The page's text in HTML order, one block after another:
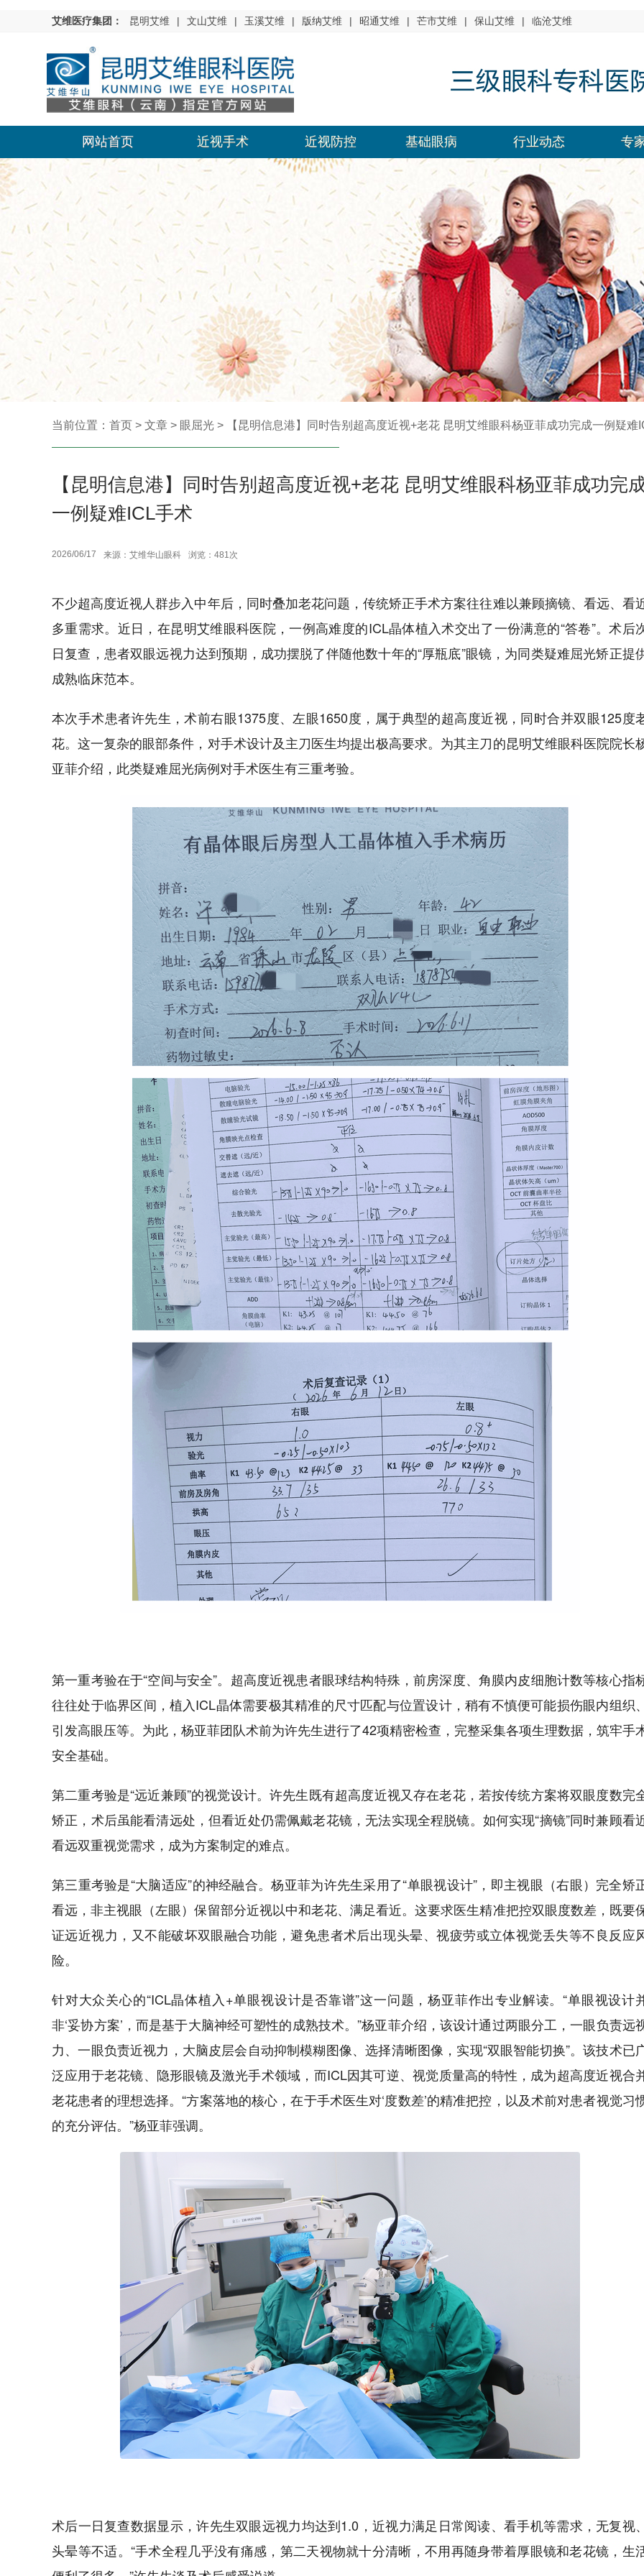
艾维医疗集团： 昆明艾维 | 文山艾维 | 玉溪艾维 | 版纳艾维 | 昭通艾维 | 芒市艾维 | 保山艾维 | 临沧艾维
网站首页 近视手术 近视防控 基础眼病 行业动态 专
当前位置： 首页 > 文章 > 眼屈光 > 【昆明信息港】同时告别超高度近视+老花 昆明艾维眼科杨亚菲成功完成一例疑难
【昆明信息港】同时告别超高度近视+老花 昆明艾维眼科杨亚菲成功完
一例疑难ICL手术
2026/06/17 来源：艾维华山眼科 浏览：481次
不少超高度近视人群步入中年后，同时叠加老花问题，传统矫正手术方案往往难以兼顾摘镜、看远、看
多重需求。近日，在昆明艾维眼科医院，一例高难度的ICL晶体植入术交出了一份满意的“答卷”。术后
日复查，患者双眼远视力达到预期，成功摆脱了伴随他数十年的“厚瓶底”眼镜，为同类疑难屈光矫正提
成熟临床范本。
本次手术患者许先生，术前右眼1375度、左眼1650度，属于典型的超高度近视，同时合并双眼125度
花。这一复杂的眼部条件，对手术设计及主刀医生均提出极高要求。为其主刀的昆明艾维眼科医院院长
亚菲介绍，此类疑难屈光病例对手术医生有三重考验。
第一重考验在于“空间与安全”。超高度近视患者眼球结构特殊，前房深度、角膜内皮细胞计数等核心指
往往处于临界区间，植入ICL晶体需要极其精准的尺寸匹配与位置设计，稍有不慎便可能损伤眼内组织、
引发高眼压等。为此，杨亚菲团队术前为许先生进行了42项精密检查，完整采集各项生理数据，筑牢手
安全基础。
第二重考验是“远近兼顾”的视觉设计。许先生既有超高度近视又存在老花，若按传统方案将双眼度数完
矫正，术后虽能看清远处，但看近处仍需佩戴老花镜，无法实现全程脱镜。如何实现“摘镜”同时兼顾看
看远双重视觉需求，成为方案制定的难点。
第三重考验是“大脑适应”的神经融合。杨亚菲为许先生采用了“单眼视设计”，即主视眼（右眼）完全矫
看远，非主视眼（左眼）保留部分近视以中和老花、满足看近。这要求医生精准把控双眼度数差，既要
证远近视力，又不能破坏双眼融合功能，避免患者术后出现头晕、视疲劳或立体视觉丢失等不良反应
险。
针对大众关心的“ICL晶体植入+单眼视设计是否靠谱”这一问题，杨亚菲作出专业解读。“单眼视设计
非‘妥协方案’，而是基于大脑神经可塑性的成熟技术。”杨亚菲介绍，该设计通过两眼分工，一眼负责远
力、一眼负责近视力，大脑皮层会自动抑制模糊图像、选择清晰图像，实现“双眼智能切换”。该技术已
泛应用于老花镜、隐形眼镜及激光手术领域，而ICL因其可逆、视觉质量高的特性，成为超高度近视合
老花患者的理想选择。“方案落地的核心，在于手术医生对‘度数差’的精准把控，以及术前对患者视觉习
的充分评估。”杨亚菲强调。
术后一日复查数据显示，许先生双眼远视力均达到1.0，近视力满足日常阅读、看手机等需求，无复视、
头晕等不适。“手术全程几乎没有痛感，第二天视物就十分清晰，不用再随身带着厚眼镜和老花镜，生